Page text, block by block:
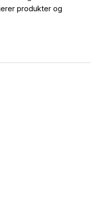
produkter og